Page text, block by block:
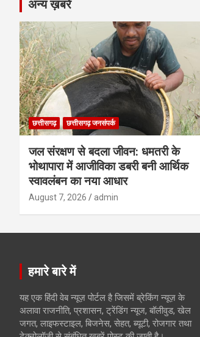
अन्य ख़बरें
छत्तीसगढ़ छत्तीसगढ़ जनसंपर्क
जल संरक्षण से बदला जीवन: धमतरी के
भोथापारा में आजीविका डबरी बनी आर्थिक
स्वावलंबन का नया आधार
August 7, 2026 admin
हमारे बारे में
यह एक हिंदी वेब न्यूज़ पोर्टल है जिसमें ब्रेकिंग न्यूज़ के
अलावा राजनीति, प्रशासन, ट्रेंडिंग न्यूज, बॉलीवुड, खेल
जगत, लाइफस्टाइल, बिजनेस, सेहत, ब्यूटी, रोजगार तथा